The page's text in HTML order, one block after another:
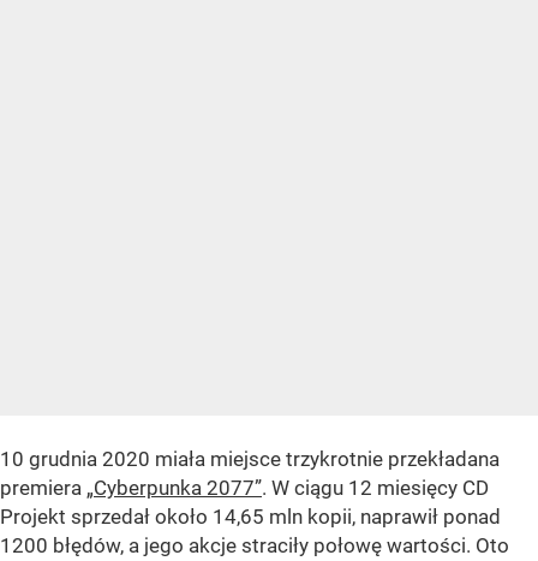
10 grudnia 2020 miała miejsce trzykrotnie przekładana
premiera „Cyberpunka 2077”. W ciągu 12 miesięcy CD
Projekt sprzedał około 14,65 mln kopii, naprawił ponad
1200 błędów, a jego akcje straciły połowę wartości. Oto